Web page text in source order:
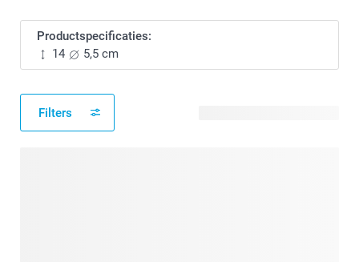
Productspecificaties:
14
5,5 cm
Filters